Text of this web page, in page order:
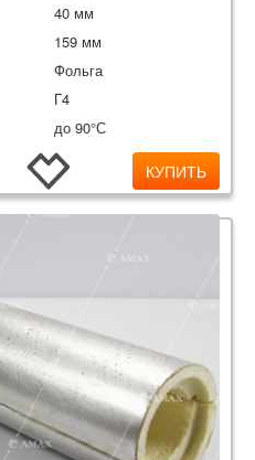
40 мм
159 мм
Фольга
Г4
до 90°С
КУПИТЬ